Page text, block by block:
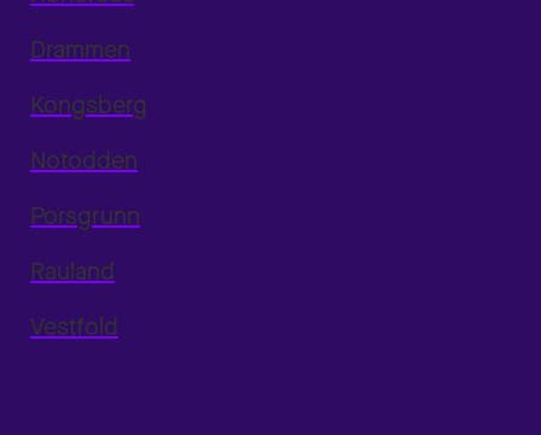
Drammen
Kongsberg
Notodden
Porsgrunn
Rauland
Vestfold